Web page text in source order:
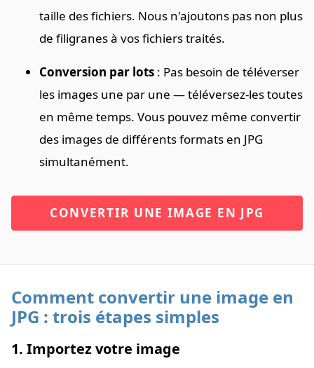
taille des fichiers. Nous n'ajoutons pas non plus
de filigranes à vos fichiers traités.
Conversion par lots : Pas besoin de téléverser
les images une par une — téléversez-les toutes
en même temps. Vous pouvez même convertir
des images de différents formats en JPG
simultanément.
CONVERTIR UNE IMAGE EN JPG
Comment convertir une image en
JPG : trois étapes simples
1. Importez votre image